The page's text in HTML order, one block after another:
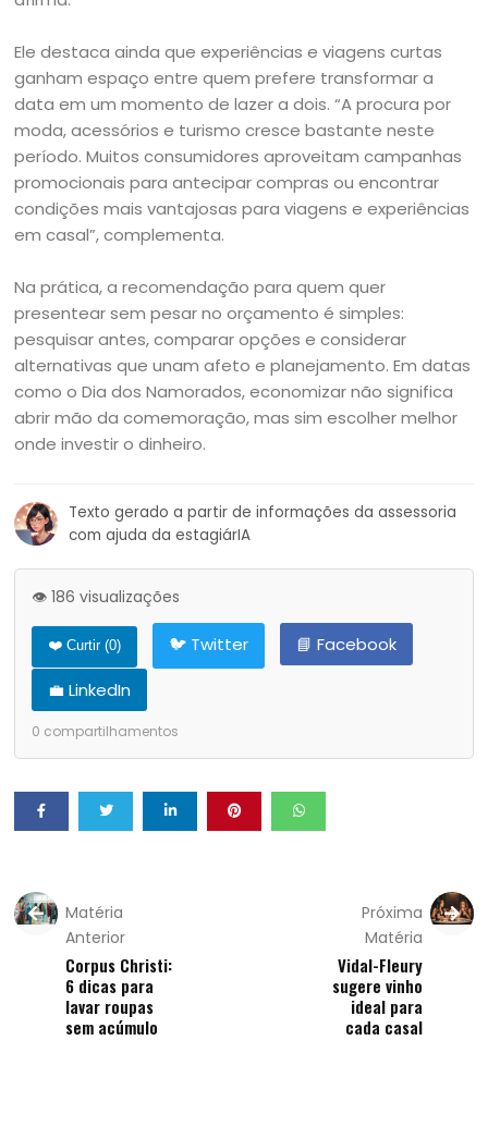
Ele destaca ainda que experiências e viagens curtas
ganham espaço entre quem prefere transformar a
data em um momento de lazer a dois. “A procura por
moda, acessórios e turismo cresce bastante neste
período. Muitos consumidores aproveitam campanhas
promocionais para antecipar compras ou encontrar
condições mais vantajosas para viagens e experiências
em casal”, complementa.
Na prática, a recomendação para quem quer
presentear sem pesar no orçamento é simples:
pesquisar antes, comparar opções e considerar
alternativas que unam afeto e planejamento. Em datas
como o Dia dos Namorados, economizar não significa
abrir mão da comemoração, mas sim escolher melhor
onde investir o dinheiro.
Texto gerado a partir de informações da assessoria
com ajuda da estagiárIA
👁️ 186 visualizações
❤️ Curtir (0) 🐦 Twitter
📘 Facebook
💼 LinkedIn
0 compartilhamentos
Matéria
Anterior
Corpus Christi:
6 dicas para
lavar roupas
sem acúmulo
Próxima
Matéria
Vidal-Fleury
sugere vinho
ideal para
cada casal